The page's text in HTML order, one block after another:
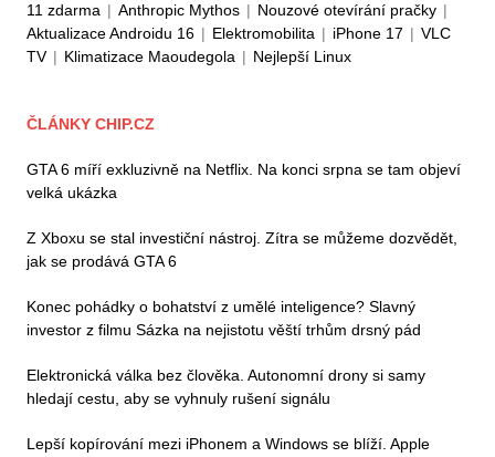
11 zdarma | Anthropic Mythos | Nouzové otevírání pračky |
Aktualizace Androidu 16 | Elektromobilita | iPhone 17 | VLC
TV | Klimatizace Maoudegola | Nejlepší Linux
ČLÁNKY CHIP.CZ
GTA 6 míří exkluzivně na Netflix. Na konci srpna se tam objeví
velká ukázka
Z Xboxu se stal investiční nástroj. Zítra se můžeme dozvědět,
jak se prodává GTA 6
Konec pohádky o bohatství z umělé inteligence? Slavný
investor z filmu Sázka na nejistotu věští trhům drsný pád
Elektronická válka bez člověka. Autonomní drony si samy
hledají cestu, aby se vyhnuly rušení signálu
Lepší kopírování mezi iPhonem a Windows se blíží. Apple